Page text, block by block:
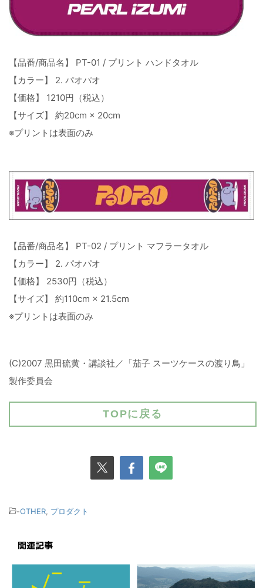
【品番/商品名】 PT-01 / プリント ハンドタオル
【カラー】 2. パオパオ
【価格】 1210円（税込）
【サイズ】 約20cm × 20cm
※プリントは表面のみ
【品番/商品名】 PT-02 / プリント マフラータオル
【カラー】 2. パオパオ
【価格】 2530円（税込）
【サイズ】 約110cm × 21.5cm
※プリントは表面のみ
(C)2007 黒田硫黄・講談社／「茄子 スーツケースの渡り鳥」
製作委員会
TOPに戻る
-OTHER, プロダクト
関連記事